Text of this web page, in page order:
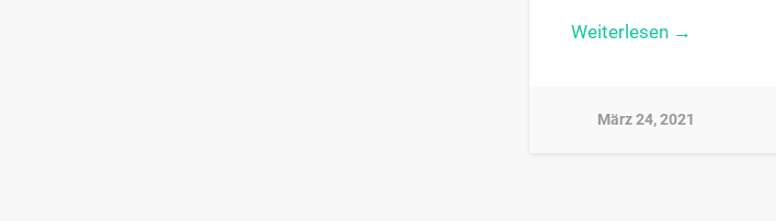
Weiterlesen →
März 24, 2021